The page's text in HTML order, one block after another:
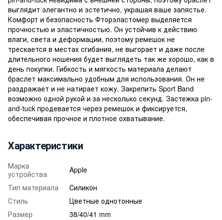
выглядит элегантно и эстетично, украшая ваше запястье.
Комфорт и безопасность Фторэластомер выделяется
прочностью и эластичностью. Он устойчив к действию
влаги, света и деформации, поэтому ремешок не
трескается в местах сгибания, не выгорает и даже после
длительного ношения будет выглядеть так же хорошо, как в
день покупки. Гибкость и мягкость материала делают
браслет максимально удобным для использования. Он не
раздражает и не натирает кожу. Закрепить Sport Band
возможно одной рукой и за несколько секунд. Застежка pin-
and-tuck продевается через ремешок и фиксируется,
обеспечивая прочное и плотное охватывание.
Характеристики
Марка
устройства
Apple
Тип материала
Силикон
Стиль
Цветные однотонные
Размер
38/40/41 mm